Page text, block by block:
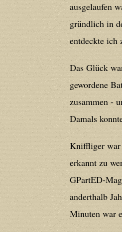
Deprecated:
/home/users/
Deprecated:
deprecated in/
line507
Deprecated:
deprecated in/
line179
Deprecated:
in/home/users/
ausgelaufen
gründlich in
entdeckte ich
Das Glück
gewordene
zusammen -
Damals
Kniffliger war
erkannt zu
GPartED-
anderthalb
Minuten war